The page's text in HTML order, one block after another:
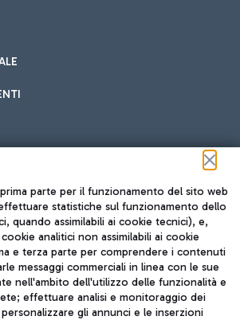
e approfitta della vicinanza
ancora più facile spostarsi
l'aeroporto di Fiumicino da Roma
Trenitalia.
TRAVEL JOURNAL
ITA
parte per il funzionamento del sito web
statistiche sul funzionamento dello
quando assimilabili ai cookie tecnici), e,
analitici non assimilabili ai cookie
e terza parte per comprendere i contenuti
messaggi commerciali in linea con le sue
nell'ambito dell'utilizzo delle funzionalità e
effettuare analisi e monitoraggio dei
gli annunci e le inserzioni